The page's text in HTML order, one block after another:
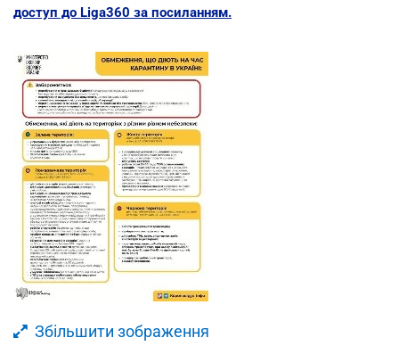
доступ до Liga360 за посиланням.
Збільшити зображення